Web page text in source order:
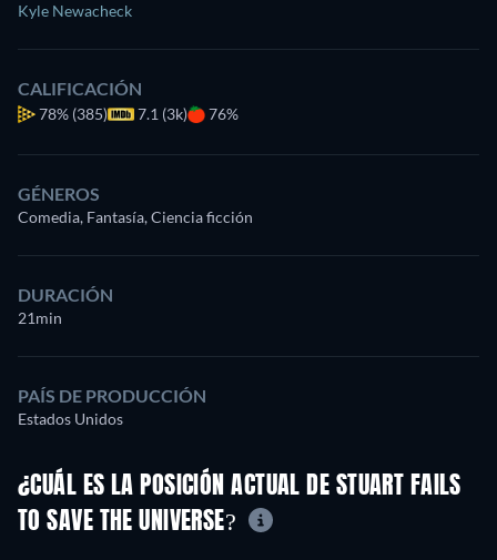
Kyle Newacheck
CALIFICACIÓN
78% (385) 7.1 (3k) 76%
GÉNEROS
Comedia, Fantasía, Ciencia ficción
DURACIÓN
21min
PAÍS DE PRODUCCIÓN
Estados Unidos
¿CUÁL ES LA POSICIÓN ACTUAL DE STUART FAILS
TO SAVE THE UNIVERSE?